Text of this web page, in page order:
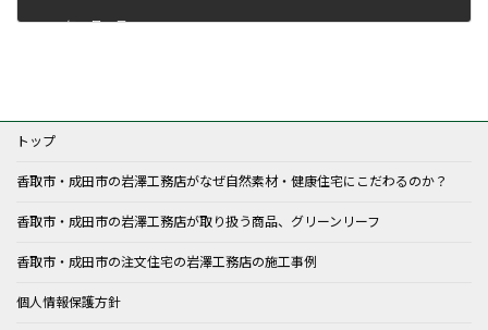
2021年12月31日
トップ
香取市・成田市の岩澤工務店がなぜ自然素材・健康住宅にこだわるのか？
香取市・成田市の岩澤工務店が取り扱う商品、グリーンリーフ
香取市・成田市の注文住宅の岩澤工務店の施工事例
個人情報保護方針